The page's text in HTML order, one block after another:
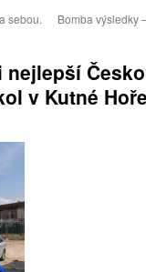
sebou.
Bomba výsledky
nejlepší
v Kutné